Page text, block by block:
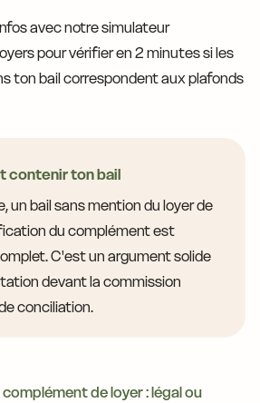
avec notre simulateur
pour vérifier en 2 minutes si les
ton bail correspondent aux plafonds
contenir ton bail
un bail sans mention du loyer de
du complément est
C'est un argument solide
devant la commission
conciliation.
de loyer : légal ou